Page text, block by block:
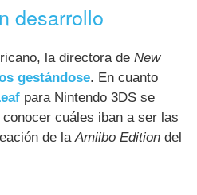
desarrollo
la directora de New
gestándose. En cuanto
para Nintendo 3DS se
cuáles iban a ser las
de la Amiibo Edition del